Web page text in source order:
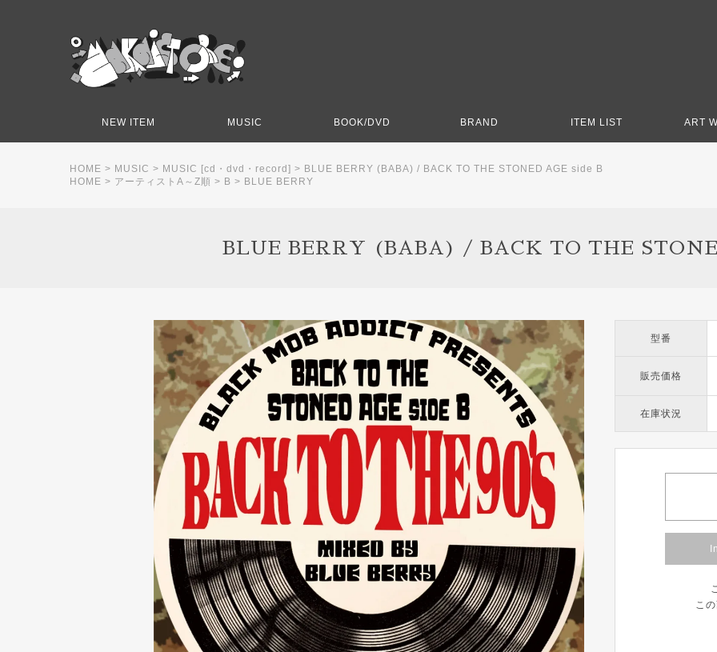
NEW ITEM MUSIC BOOK/DVD BRAND ITEM LIST ART
HOME > MUSIC > MUSIC [cd・dvd・record] > BLUE BERRY (BABA) / BACK TO THE STONED AGE side B
HOME > アーティストA～Z順 > B > BLUE BERRY
BLUE BERRY (BABA) / BACK TO THE
型番
販売価格
在庫状況
こ